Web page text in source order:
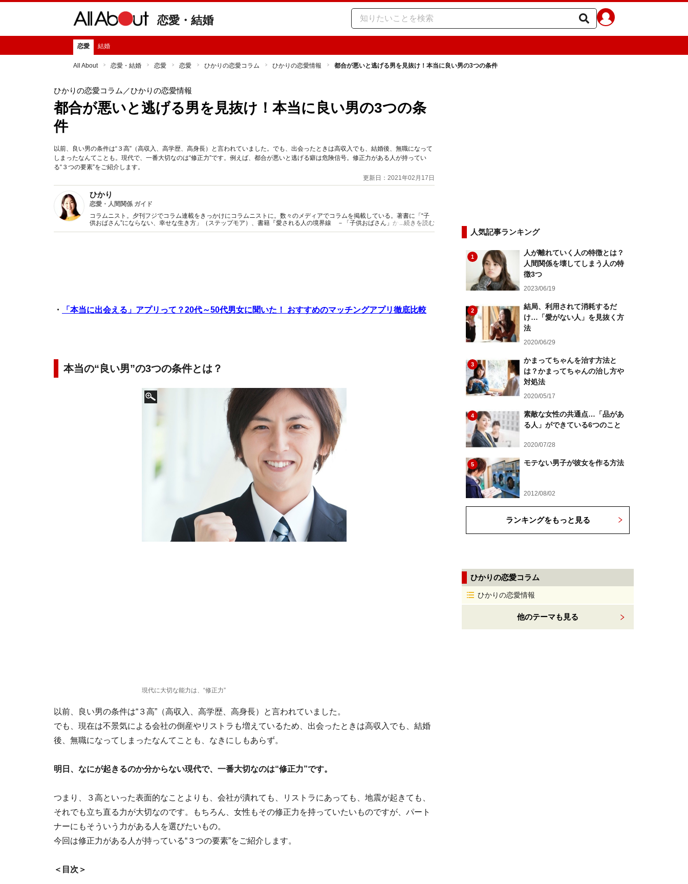
恋愛・結婚
恋愛 結婚
All About 恋愛・結婚 恋愛 恋愛 ひかりの恋愛コラム ひかりの恋愛情報 都合が悪いと逃げる男を見抜け！本当に良い男の3つの条件
ひかりの恋愛コラム ／ひかりの恋愛情報
都合が悪いと逃げる男を見抜け！本当に良い男の3つの条
件
以前、良い男の条件は“３高”（高収入、高学歴、高身長）と言われていました。でも、出会ったときは高収入でも、結婚後、無職になって
しまったなんてことも。現代で、一番大切なのは“修正力”です。例えば、都合が悪いと逃げる癖は危険信号。修正力がある人が持ってい
る“３つの要素”をご紹介します。
更新日：2021年02月17日
ひかり
恋愛・人間関係 ガイド
コラムニスト。夕刊フジでコラム連載をきっかけにコラムニストに。数々のメディアでコラムを掲載している。著書に「“子
供おばさん”にならない、幸せな生き方」（ステップモア）、書籍『愛される人の境界線 －「子供おばさん」から「大人女
子」に変わる方法』（KADOKAWA/中経出版)など。
...続きを読む
・ 「本当に出会える」アプリって？20代～50代男女に聞いた！ おすすめのマッチングアプリ徹底比較
本当の“良い男”の3つの条件とは？
現代に大切な能力は、“修正力”
以前、良い男の条件は“３高”（高収入、高学歴、高身長）と言われていました。
でも、現在は不景気による会社の倒産やリストラも増えているため、出会ったときは高収入でも、結婚
後、無職になってしまったなんてことも、なきにしもあらず。
明日、なにが起きるのか分からない現代で、一番大切なのは“修正力”です。
つまり、３高といった表面的なことよりも、会社が潰れても、リストラにあっても、地震が起きても、
それでも立ち直る力が大切なのです。もちろん、女性もその修正力を持っていたいものですが、パート
ナーにもそういう力がある人を選びたいもの。
今回は修正力がある人が持っている“３つの要素”をご紹介します。
＜目次＞
人気記事ランキング
1
人が離れていく人の特徴とは？
人間関係を壊してしまう人の特
徴3つ
2023/06/19
2
結局、利用されて消耗するだ
け…「愛がない人」を見抜く方
法
2020/06/29
3
かまってちゃんを治す方法と
は？かまってちゃんの治し方や
対処法
2020/05/17
4
素敵な女性の共通点…「品があ
る人」ができている6つのこと
2020/07/28
5 モテない男子が彼女を作る方法
2012/08/02
ランキングをもっと見る
ひかりの恋愛コラム
ひかりの恋愛情報
他のテーマも見る